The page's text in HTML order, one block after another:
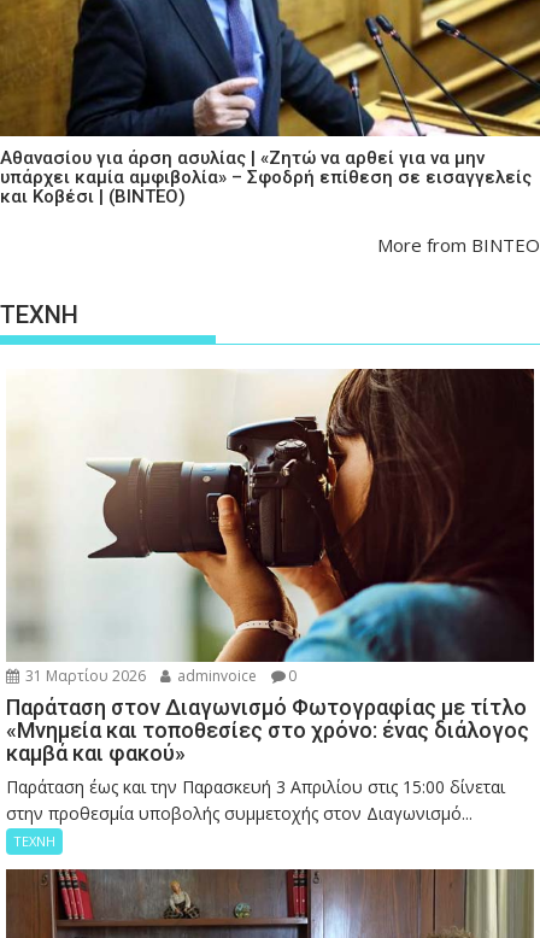
Αθανασίου για άρση ασυλίας | «Ζητώ να αρθεί για να μην
υπάρχει καμία αμφιβολία» – Σφοδρή επίθεση σε εισαγγελείς
και Κοβέσι | (ΒΙΝΤΕΟ)
More from ΒΙΝΤΕΟ
ΤΕΧΝΗ
31 Μαρτίου 2026 adminvoice 0
Παράταση στον Διαγωνισμό Φωτογραφίας με τίτλο
«Μνημεία και τοποθεσίες στο χρόνο: ένας διάλογος
καμβά και φακού»
Παράταση έως και την Παρασκευή 3 Απριλίου στις 15:00 δίνεται
στην προθεσμία υποβολής συμμετοχής στον Διαγωνισμό...
ΤΕΧΝΗ